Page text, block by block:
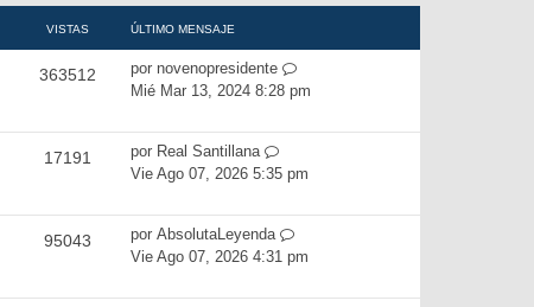
VISTAS ÚLTIMO MENSAJE
363512 por novenopresidente
Mié Mar 13, 2024 8:28 pm
17191 por Real Santillana
Vie Ago 07, 2026 5:35 pm
95043 por AbsolutaLeyenda
Vie Ago 07, 2026 4:31 pm